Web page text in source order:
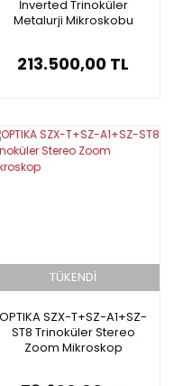
İnverted Trinoküler
Metalurji Mikroskobu
213.500,00 TL
TÜKENDİ
OPTIKA SZX-T+SZ-A1+SZ-
ST8 Trinoküler Stereo
Zoom Mikroskop